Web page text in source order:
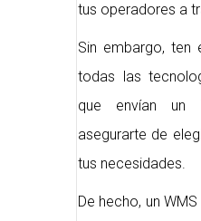
tus operadores a
Sin embargo, ten
todas las
que envían un
asegurarte de
tus necesidades.
De hecho, un